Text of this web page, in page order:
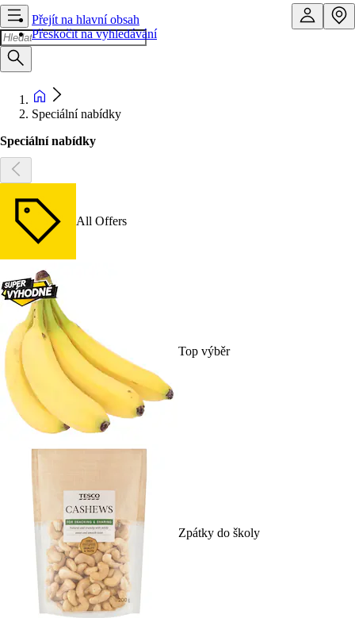
Přejít na hlavní obsah
Přeskočit na vyhledávání
Speciální nabídky
Speciální nabídky
All Offers
Top výběr
Zpátky do školy